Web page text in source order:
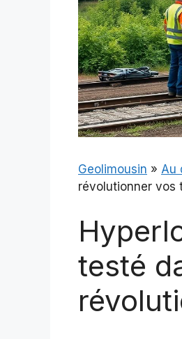
Geolimousin » Au
révolutionner vos
testé